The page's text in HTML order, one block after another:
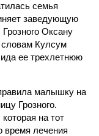
семья
заведующую
Оксану
Кулсум
ее трехлетнюю
малышку на
Грозного.
на тот
время лечения